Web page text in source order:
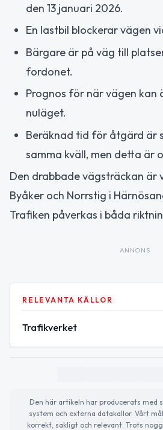
den 13 januari 2026.
En lastbil blockerar vägen
Bärgare är på väg till
fordonet.
Prognos för när vägen kan
nuläget.
Beräknad tid för åtgärd är
samma kväll, men detta är
Den drabbade vägsträckan är
Byåker och Norrstig i
Trafiken påverkas i båda
ANNONS
RELEVANTA KÄLLOR
Trafikverket
Den här artikeln har producerats med
system och externa datakällor. Vårt
korrekt, sakligt och relevant. Trots